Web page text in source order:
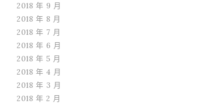
2018 年 9 月
2018 年 8 月
2018 年 7 月
2018 年 6 月
2018 年 5 月
2018 年 4 月
2018 年 3 月
2018 年 2 月